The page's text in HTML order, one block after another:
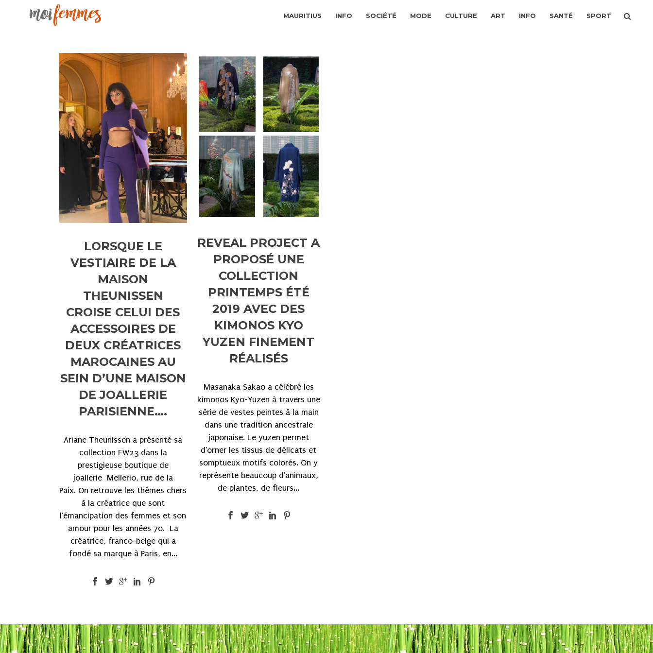
MAURITIUS INFO SOCIÉTÉ MODE CULTURE ART INFO SANTÉ SPORT
LORSQUE LE
VESTIAIRE DE LA
MAISON
THEUNISSEN
CROISE CELUI DES
ACCESSOIRES DE
DEUX CRÉATRICES
MAROCAINES AU
SEIN D’UNE MAISON
DE JOALLERIE
PARISIENNE….
Ariane Theunissen a présenté sa
collection FW23 dans la
prestigieuse boutique de
joallerie Mellerio, rue de la
Paix. On retrouve les thèmes chers
à la créatrice que sont
l'émancipation des femmes et son
amour pour les années 70. La
créatrice, franco-belge qui a
fondé sa marque à Paris, en...
REVEAL PROJECT A
PROPOSÉ UNE
COLLECTION
PRINTEMPS ÉTÉ
2019 AVEC DES
KIMONOS KYO
YUZEN FINEMENT
RÉALISÉS
Masanaka Sakao a célébré les
kimonos Kyo-Yuzen à travers une
série de vestes peintes à la main
dans une tradition ancestrale
japonaise. Le yuzen permet
d'orner les tissus de délicats et
somptueux motifs colorés. On y
représente beaucoup d'animaux,
de plantes, de fleurs...